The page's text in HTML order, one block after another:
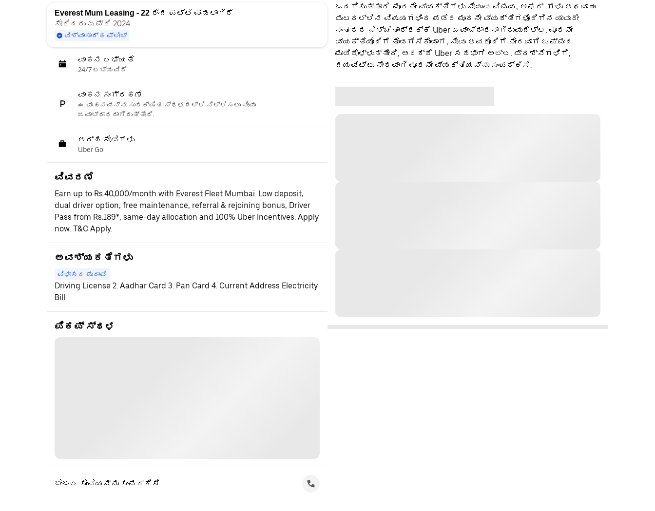
Everest Mum Leasing - 22 ರಿಂದ ಪಟ್ಟಿ ಮಾಡಲಾಗಿದೆ
ಸೇರಿದರು ಏಪ್ರಿ 2024
ವಿಶ್ವಾಸಾರ್ಹ ಫ್ಲೀಟ್
ವಾಹನ ಲಭ್ಯತೆ
24/7 ಲಭ್ಯವಿದೆ
ವಾಹನ ಸಂಗ್ರಹಣೆ
ಈ ವಾಹನವನ್ನು ಸುರಕ್ಷಿತ ಸ್ಥಳದಲ್ಲಿ ನಿಲ್ಲಿಸಲು ನೀವು
ಜವಾಬ್ದಾರರಾಗಿರುತ್ತೀರಿ.
ಅರ್ಹ ಸೇವೆಗಳು
Uber Go
ವಿವರಣೆ
Earn up to Rs.40,000/month with Everest Fleet Mumbai. Low deposit,
dual driver option, free maintenance, referral & rejoining bonus, Driver
Pass from Rs.189*, same-day allocation and 100% Uber Incentives. Apply
now. T&C Apply.
ಅವಶ್ಯಕತೆಗಳು
ವಿಳಾಸದ ಪುರಾವೆ
Driving License 2. Aadhar Card 3. Pan Card 4. Current Address Electricity
Bill
ಪಿಕಪ್ ಸ್ಥಳ
ಬೆಂಬಲ ಸೇವೆಯನ್ನು ಸಂಪರ್ಕಿಸಿ
ಒದಗಿಸುತ್ತಾರೆ. ಮೂರನೇ ವ್ಯಕ್ತಿಗಳು ನೀಡುವ ವಿಷಯ, ಆಫರ್ ‌ ಗಳು ಅಥವಾ ಈ
ಪುಟದಲ್ಲಿನ ವಿಷಯಗಳಿಂದ ಪಡೆದ ಮೂರನೇ ವ್ಯಕ್ತಿಗಳೊಂದಿಗಿನ ಯಾವುದೇ
ನಂತರದ ನಿಶ್ಚಿತಾರ್ಥಕ್ಕೆ Uber ಜವಾಬ್ದಾರನಾಗಿರುವುದಿಲ್ಲ. ಮೂರನೇ
ವ್ಯಕ್ತಿಯೊಂದಿಗೆ ತೊಡಗಿಸಿಕೊಂಡಾಗ, ನೀವು ಅವರೊಂದಿಗೆ ನೇರವಾಗಿ ಒಪ್ಪಂದ
ಮಾಡಿಕೊಳ್ಳುತ್ತೀರಿ, ಅದಕ್ಕೆ Uber ಸಹಭಾಗಿ ಅಲ್ಲ. ಪ್ರಶ್ನೆಗಳಿಗೆ,
ದಯವಿಟ್ಟು ನೇರವಾಗಿ ಮೂರನೇ ವ್ಯಕ್ತಿಯನ್ನು ಸಂಪರ್ಕಿಸಿ.